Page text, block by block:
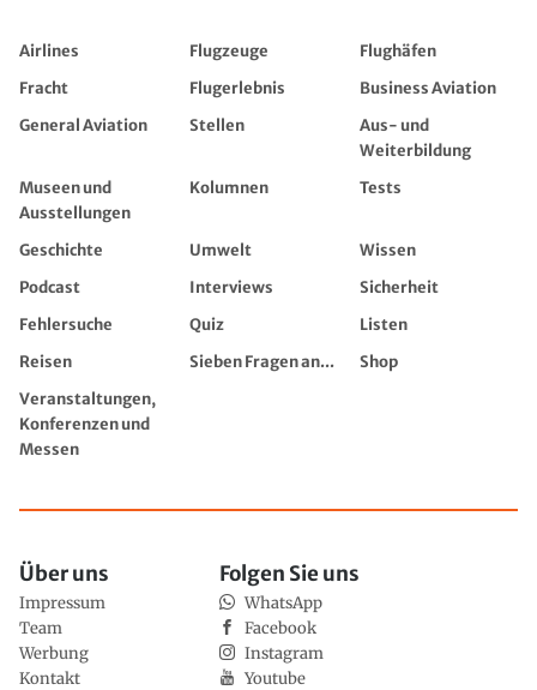
Airlines Flugzeuge
Flughäfen
Fracht
Flugerlebnis
Business Aviation
General Aviation
Stellen
Aus- und
Weiterbildung
Museen und
Ausstellungen
Kolumnen Tests
Geschichte Umwelt
Wissen
Podcast
Interviews
Sicherheit
Fehlersuche
Quiz
Listen
Reisen
Sieben Fragen an...
Shop
Veranstaltungen,
Konferenzen und
Messen
Über uns
Impressum
Team
Werbung
Kontakt
Folgen Sie uns
WhatsApp
Facebook
Instagram
Youtube